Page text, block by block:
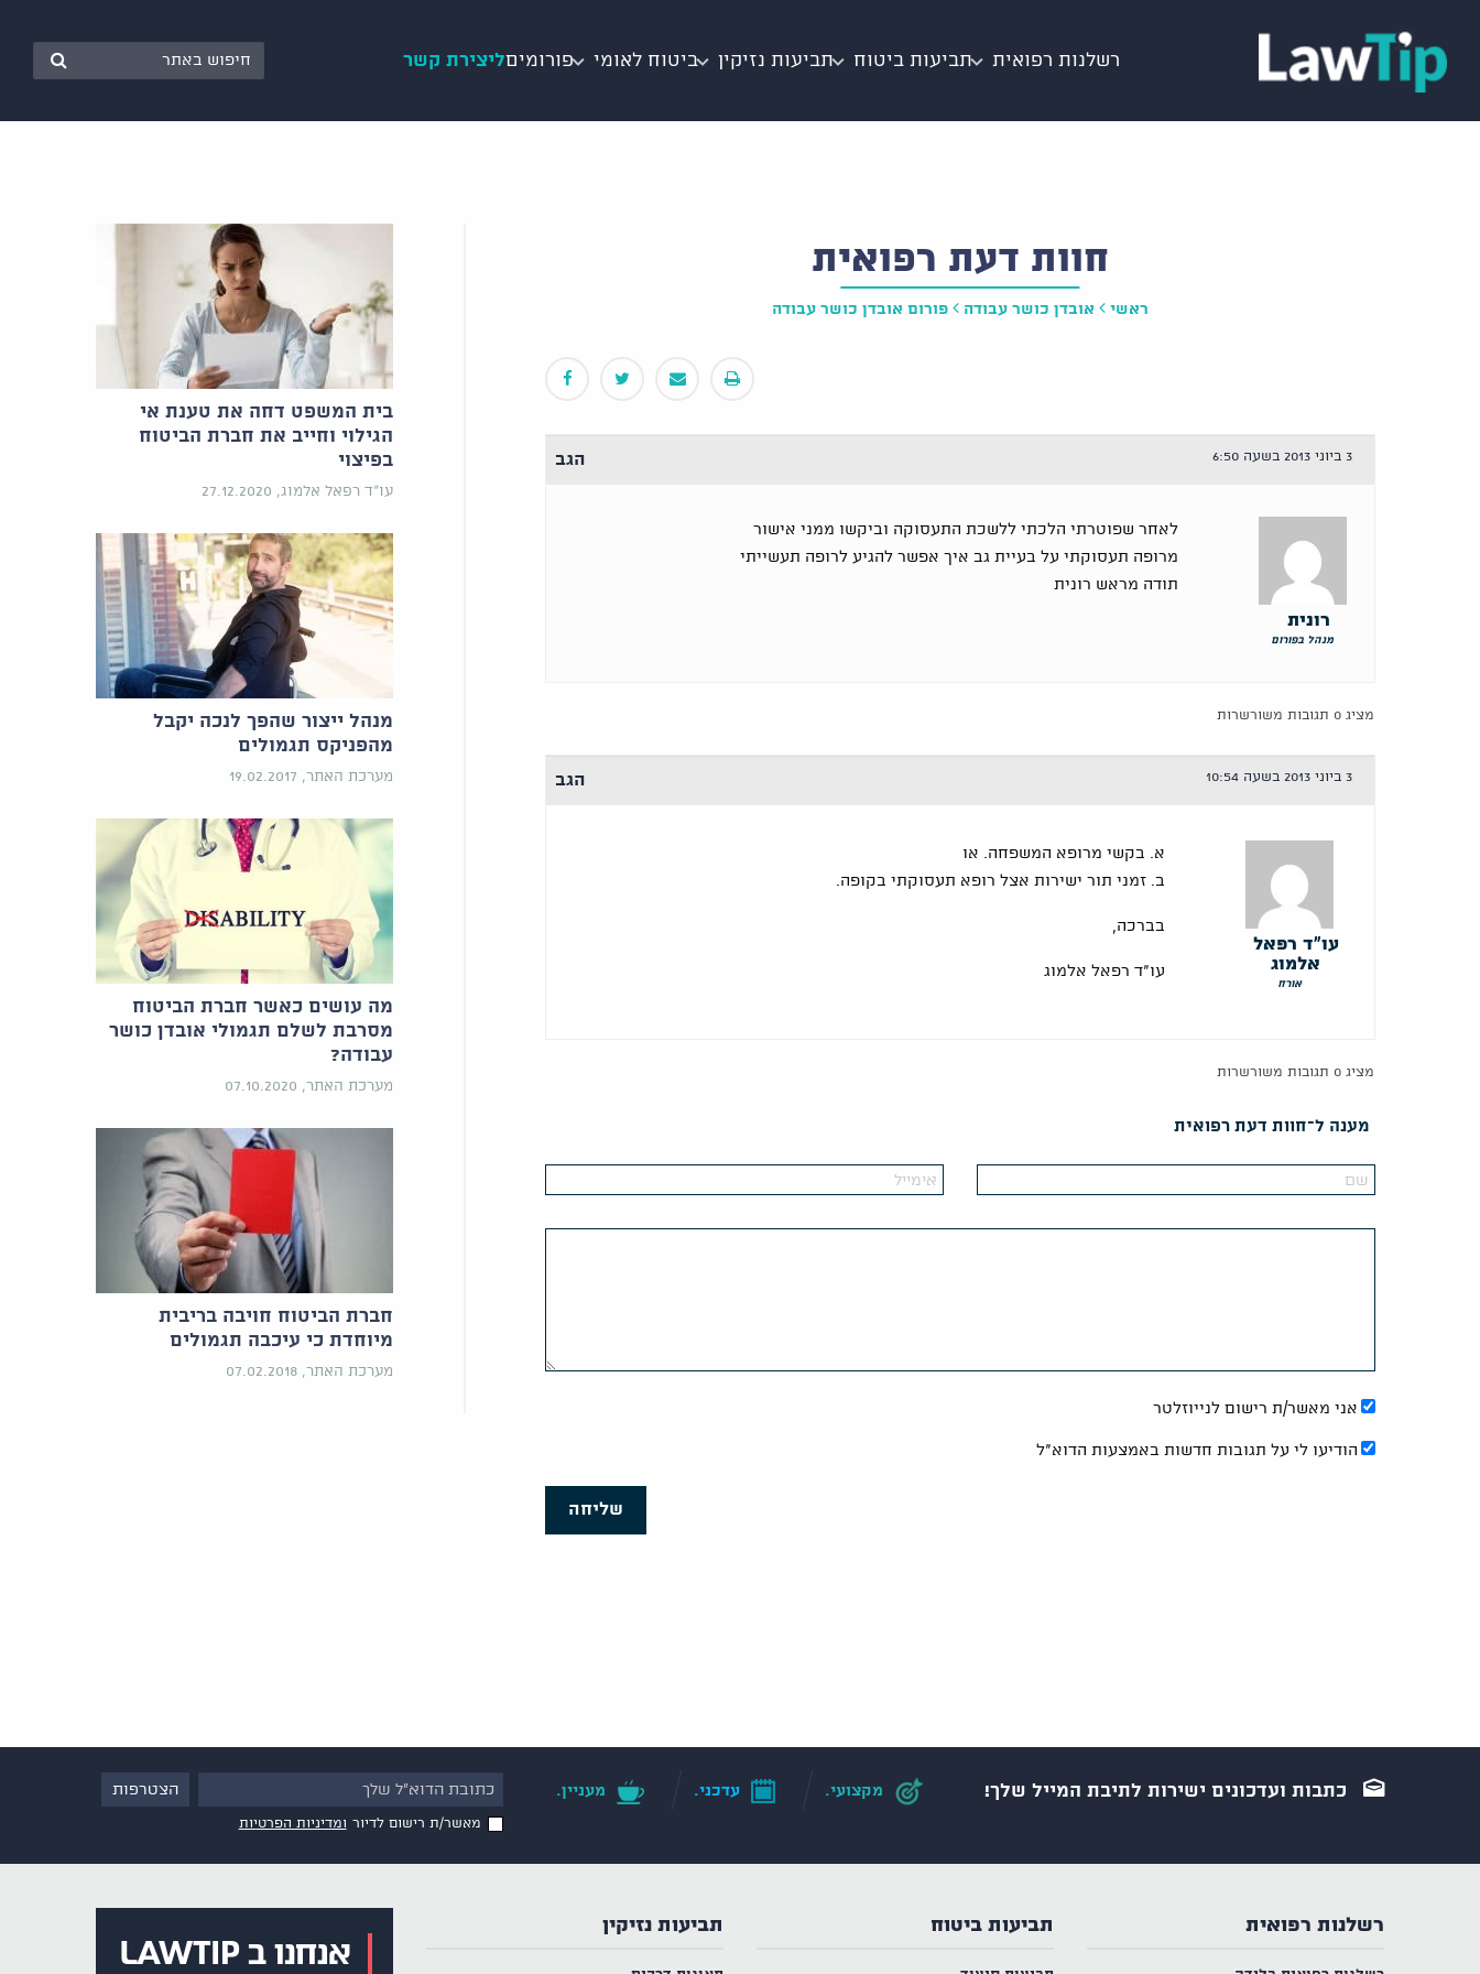
רשלנות רפואית תביעות ביטוח תביעות נזיקין ביטוח לאומי פורומיםליצירת קשר
חוות דעת רפואית
ראשי אובדן כושר עבודה פורום אובדן כושר עבודה
3 ביוני 2013 בשעה 6:50 הגב
רונית
מנהל בפורום
לאחר שפוטרתי הלכתי ללשכת התעסוקה וביקשו ממני אישור
מרופה תעסוקתי על בעיית גב איך אפשר להגיע לרופה תעשייתי
תודה מראש רונית
מציג 0 תגובות משורשרות
3 ביוני 2013 בשעה 10:54 הגב
עו"ד רפאל
אלמוג
אורח
א. בקשי מרופא המשפחה. או
ב. זמני תור ישירות אצל רופא תעסוקתי בקופה.
בברכה,
עו"ד רפאל אלמוג
מציג 0 תגובות משורשרות
מענה ל־חוות דעת רפואית
אני מאשר/ת רישום לנייוזלטר
הודיעו לי על תגובות חדשות באמצעות הדוא"ל
שליחה
בית המשפט דחה את טענת אי
הגילוי וחייב את חברת הביטוח
בפיצוי
עו"ד רפאל אלמוג, 27.12.2020
מנהל ייצור שהפך לנכה יקבל
מהפניקס תגמולים
מערכת האתר, 19.02.2017
מה עושים כאשר חברת הביטוח
מסרבת לשלם תגמולי אובדן כושר
עבודה?
מערכת האתר, 07.10.2020
חברת הביטוח חויבה בריבית
מיוחדת כי עיכבה תגמולים
מערכת האתר, 07.02.2018
כתבות ועדכונים ישירות לתיבת המייל שלך! מקצועי. עדכני. מעניין.
מאשר/ת רישום לדיור ומדיניות הפרטיות
רשלנות רפואית תביעות ביטוח תביעות נזיקין